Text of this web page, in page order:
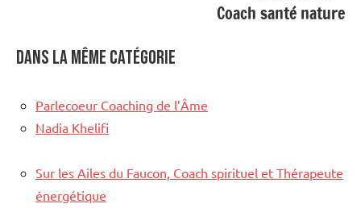
Coach santé nature
Dans la même catégorie
Parlecoeur Coaching de l’Âme
Nadia Khelifi
Sur les Ailes du Faucon, Coach spirituel et Thérapeute
énergétique